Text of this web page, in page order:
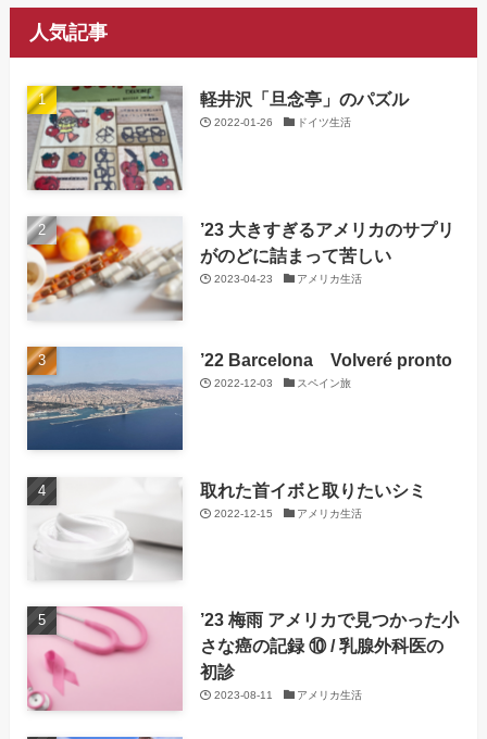
人気記事
軽井沢「旦念亭」のパズル
2022-01-26 ドイツ生活
’23 大きすぎるアメリカのサプリ
がのどに詰まって苦しい
2023-04-23 アメリカ生活
’22 Barcelona Volveré pronto
2022-12-03 スペイン旅
取れた首イボと取りたいシミ
2022-12-15 アメリカ生活
’23 梅雨 アメリカで見つかった小
さな癌の記録 ⑩ / 乳腺外科医の
初診
2023-08-11 アメリカ生活